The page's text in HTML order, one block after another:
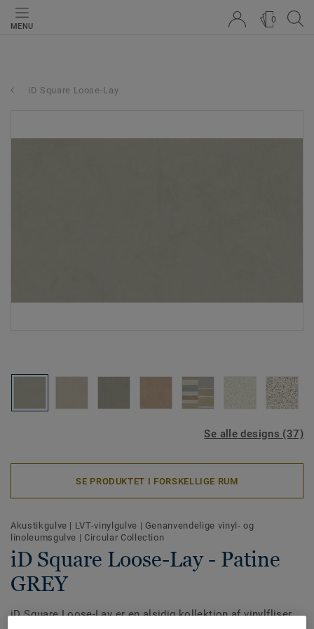
MENU
0
iD Square Loose-Lay
Se alle designs (37)
SE PRODUKTET I FORSKELLIGE RUM
Akustikgulve | LVT-vinylgulve | Genanvendelige vinyl- og
linoleumsgulve | Circular Collection
iD Square Loose-Lay - Patine
GREY
iD Square Loose-Lay er en alsidig kollektion af vinylfliser,